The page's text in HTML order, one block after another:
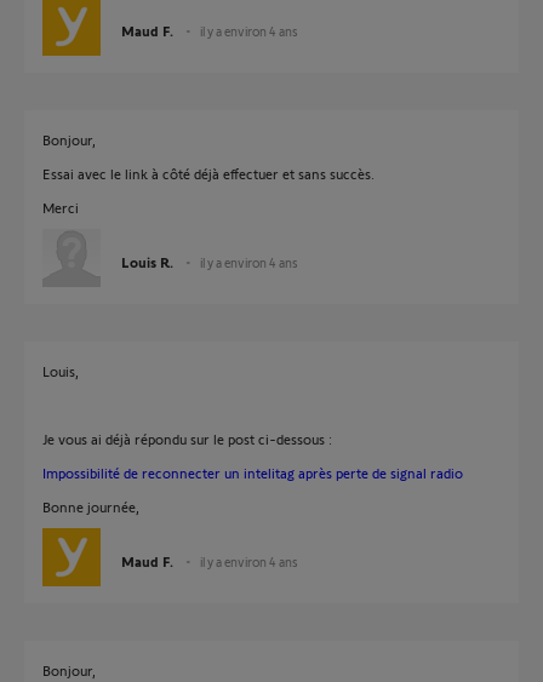
Maud F. il y a environ 4 ans
Bonjour,
Essai avec le link à côté déjà effectuer et sans succès.
Merci
Louis R. il y a environ 4 ans
Louis,
Je vous ai déjà répondu sur le post ci-dessous :
Impossibilité de reconnecter un intelitag après perte de signal radio
Bonne journée,
Maud F. il y a environ 4 ans
Bonjour,